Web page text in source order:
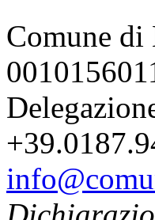
Comune di